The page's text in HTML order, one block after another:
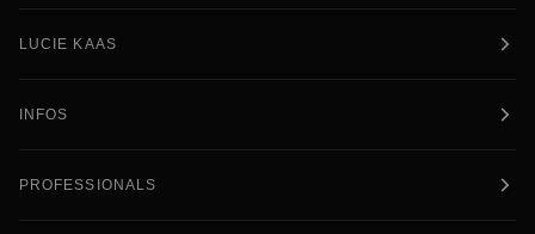
LUCIE KAAS
INFOS
PROFESSIONALS